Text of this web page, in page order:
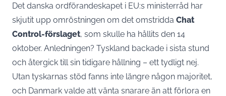
Det danska ordförandeskapet i EU:s ministerråd har
skjutit upp omröstningen om det omstridda Chat
Control-förslaget, som skulle ha hållits den 14
oktober. Anledningen? Tyskland backade i sista stund
och återgick till sin tidigare hållning – ett tydligt nej.
Utan tyskarnas stöd fanns inte längre någon majoritet,
och Danmark valde att vänta snarare än att förlora en